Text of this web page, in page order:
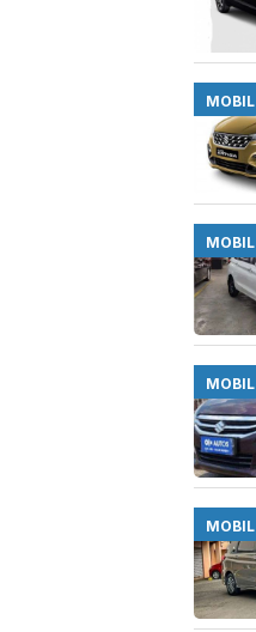
MOBIL
MOBIL
MOBIL
MOBIL